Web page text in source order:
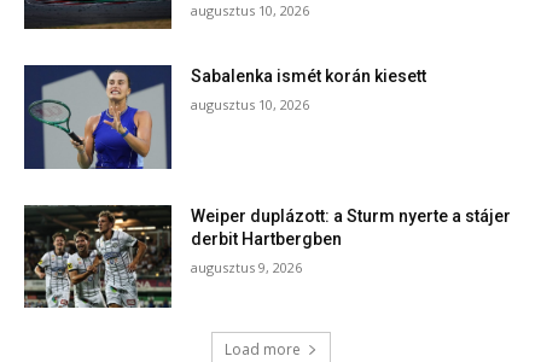
augusztus 10, 2026
Sabalenka ismét korán kiesett
augusztus 10, 2026
Weiper duplázott: a Sturm nyerte a stájer
derbit Hartbergben
augusztus 9, 2026
Load more